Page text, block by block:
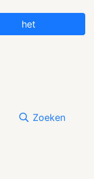
het
Zoeken